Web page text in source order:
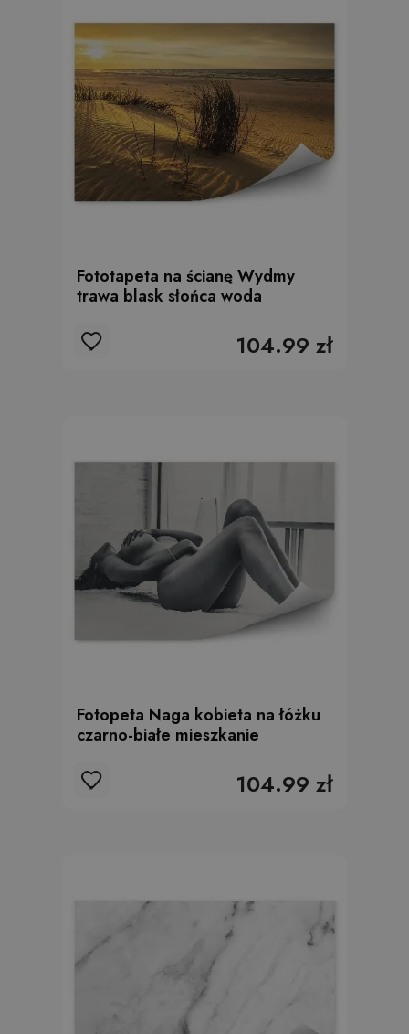
Fototapeta na ścianę Wydmy
trawa blask słońca woda
104.99 zł
Fotopeta Naga kobieta na łóżku
czarno-białe mieszkanie
104.99 zł